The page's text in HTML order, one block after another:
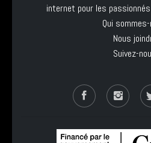
internet pour les
Qui
Nous
Suivez-